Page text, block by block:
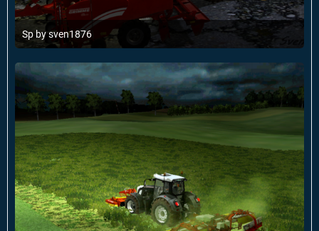
Sp by sven1876
19. Mai 2014 um 12:37